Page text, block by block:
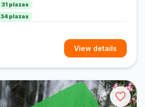
31 plazas
34 plazas
View details